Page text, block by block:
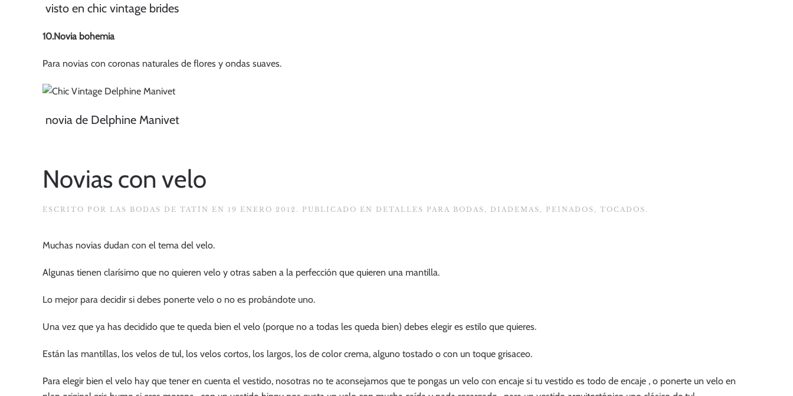
visto en chic vintage brides
10.Novia bohemia
Para novias con coronas naturales de flores y ondas suaves.
novia de Delphine Manivet
Novias con velo
ESCRITO POR LAS BODAS DE TATÍN EN 19 ENERO 2012 . PUBLICADO EN DETALLES PARA BODAS , DIADEMAS , PEINADOS , TOCADOS .
Muchas novias dudan con el tema del velo.
Algunas tienen clarísimo que no quieren velo y otras saben a la perfección que quieren una mantilla.
Lo mejor para decidir si debes ponerte velo o no es probándote uno.
Una vez que ya has decidido que te queda bien el velo (porque no a todas les queda bien) debes elegir es estilo que quieres.
Están las mantillas, los velos de tul, los velos cortos, los largos, los de color crema, alguno tostado o con un toque grisaceo.
Para elegir bien el velo hay que tener en cuenta el vestido, nosotras no te aconsejamos que te pongas un velo con encaje si tu vestido es todo de encaje , o ponerte un velo en